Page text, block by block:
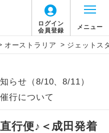
ログイン
会員登録
メニュー
オーストラリア > ジェットス
らせ（8/10、8/11）
行について
行便♪＜成田発着
は含まれておりませ
ります。
料】
利用)
、子供（2歳以上12
から追加代金でご参
配の可否は後日回答さ
とは
説明
港（駅）から復路到着空港
同行します。
、現地係員が同行しお世話い